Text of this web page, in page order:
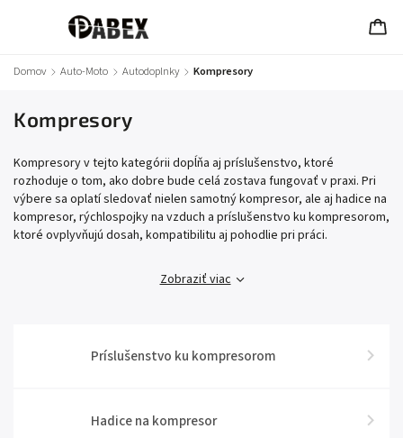
Domov / Auto-Moto / Autodoplnky / Kompresory
Kompresory
Kompresory v tejto kategórii dopĺňa aj príslušenstvo, ktoré
rozhoduje o tom, ako dobre bude celá zostava fungovať v praxi. Pri
výbere sa oplatí sledovať nielen samotný kompresor, ale aj hadice na
kompresor, rýchlospojky na vzduch a príslušenstvo ku kompresorom,
ktoré ovplyvňujú dosah, kompatibilitu aj pohodlie pri práci.
Zobraziť viac
Príslušenstvo ku kompresorom
Hadice na kompresor